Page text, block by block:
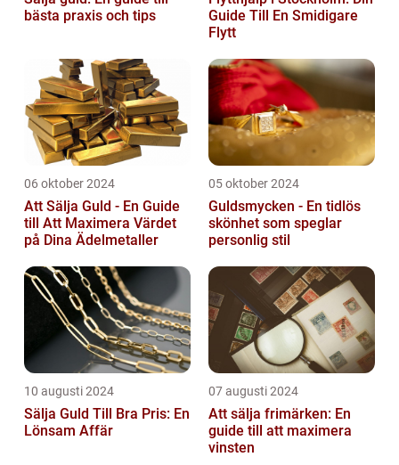
bästa praxis och tips
Guide Till En Smidigare
Flytt
06 oktober 2024
Att Sälja Guld - En Guide
till Att Maximera Värdet
på Dina Ädelmetaller
05 oktober 2024
Guldsmycken - En tidlös
skönhet som speglar
personlig stil
10 augusti 2024
Sälja Guld Till Bra Pris: En
Lönsam Affär
07 augusti 2024
Att sälja frimärken: En
guide till att maximera
vinsten